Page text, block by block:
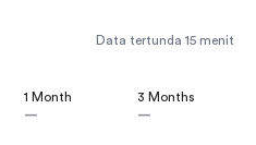
Data tertunda 15 menit
1 Month
—
3 Months
—